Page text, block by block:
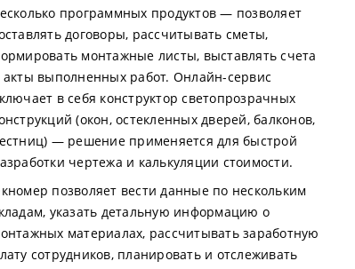
программных продуктов — позволяет
договоры, рассчитывать сметы,
монтажные листы, выставлять счета
акты выполненных работ. Онлайн-сервис
в себя конструктор светопрозрачных
(окон, остекленных дверей, балконов,
— решение применяется для быстрой
чертежа и калькуляции стоимости.
позволяет вести данные по нескольким
указать детальную информацию о
материалах, рассчитывать заработную
сотрудников, планировать и отслеживать